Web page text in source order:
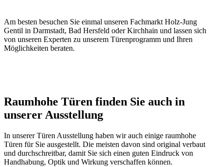
Am besten besuchen Sie einmal unseren Fachmarkt Holz-Jung
Gentil in Darmstadt, Bad Hersfeld oder Kirchhain und lassen sich
von unseren Experten zu unserem Türenprogramm und Ihren
Möglichkeiten beraten.
Raumhohe Türen finden Sie auch in
unserer Ausstellung
In unserer Türen Ausstellung haben wir auch einige raumhohe
Türen für Sie ausgestellt. Die meisten davon sind original verbaut
und durchschreitbar, damit Sie sich einen guten Eindruck von
Handhabung, Optik und Wirkung verschaffen können.